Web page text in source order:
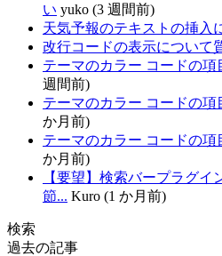
い yuko (3 週間前)
天気予報のテキストの挿入
改行コードの表示について
テーマのカラー コードの項
週間前)
テーマのカラー コードの項
か月前)
テーマのカラー コードの項
か月前)
【要望】検索バープラグ
節... Kuro (1 か月前)
検索
過去の記事